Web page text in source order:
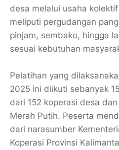
desa melalui usaha
meliputi pergudangan
pinjam, sembako, hingga
sesuai kebutuhan
Pelatihan yang
2025 ini diikuti sebanyak
dari 152 koperasi desa
Merah Putih. Peserta
dari narasumber
Koperasi Provinsi